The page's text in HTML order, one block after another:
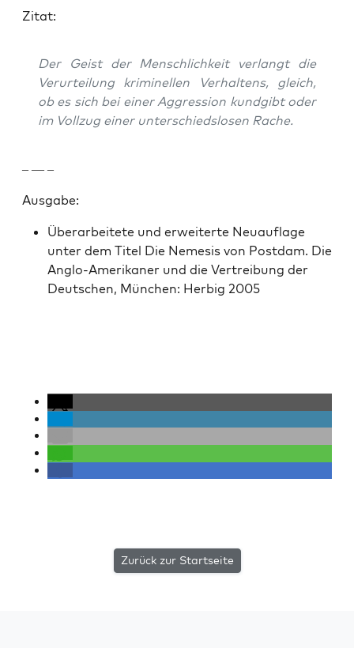
Zitat:
Der Geist der Men­schlichkeit ver­langt die
Verurteilung krim­inellen Ver­hal­tens, gle­ich,
ob es sich bei ein­er Aggres­sion kundg­ibt oder
im Vol­lzug ein­er unter­schied­slosen Rache.
– — –
Aus­gabe:
Über­ar­beit­ete und erweit­erte Neuau­flage
unter dem Titel Die Neme­sis von Post­dam. Die
Anglo-Amerikan­er und die Vertrei­bung der
Deutschen, München: Her­big 2005
Zurück zur Startseite